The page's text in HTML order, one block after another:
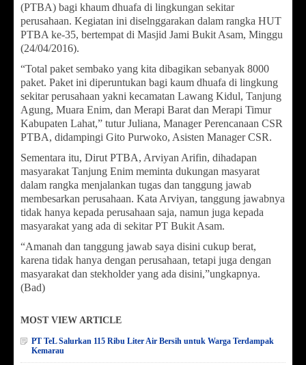
(PTBA) bagi khaum dhuafa di lingkungan sekitar
perusahaan. Kegiatan ini diselnggarakan dalam rangka HUT
PTBA ke-35, bertempat di Masjid Jami Bukit Asam, Minggu
(24/04/2016).
“Total paket sembako yang kita dibagikan sebanyak 8000
paket. Paket ini diperuntukan bagi kaum dhuafa di lingkung
sekitar perusahaan yakni kecamatan Lawang Kidul, Tanjung
Agung, Muara Enim, dan Merapi Barat dan Merapi Timur
Kabupaten Lahat,” tutur Juliana, Manager Perencanaan CSR
PTBA, didampingi Gito Purwoko, Asisten Manager CSR.
Sementara itu, Dirut PTBA, Arviyan Arifin, dihadapan
masyarakat Tanjung Enim meminta dukungan masyarat
dalam rangka menjalankan tugas dan tanggung jawab
membesarkan perusahaan. Kata Arviyan, tanggung jawabnya
tidak hanya kepada perusahaan saja, namun juga kepada
masyarakat yang ada di sekitar PT Bukit Asam.
“Amanah dan tanggung jawab saya disini cukup berat,
karena tidak hanya dengan perusahaan, tetapi juga dengan
masyarakat dan stekholder yang ada disini,”ungkapnya.
(Bad)
MOST VIEW ARTICLE
PT TeL Salurkan 115 Ribu Liter Air Bersih untuk Warga Terdampak
Kemarau